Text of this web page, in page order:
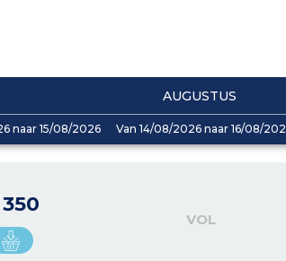
AUGUSTUS
naar 15/08/2026 Van 14/08/2026 naar 16/08/
VOL